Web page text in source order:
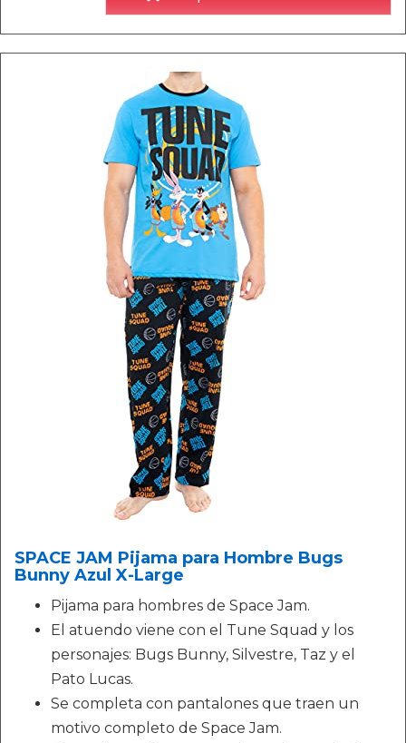
SPACE JAM Pijama para Hombre Bugs
Bunny Azul X-Large
Pijama para hombres de Space Jam.
El atuendo viene con el Tune Squad y los
personajes: Bugs Bunny, Silvestre, Taz y el
Pato Lucas.
Se completa con pantalones que traen un
motivo completo de Space Jam.